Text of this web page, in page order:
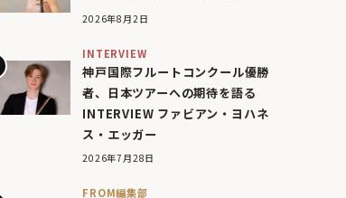
2026年8月2日
INTERVIEW
神戸国際フルートコンクール優勝
者、日本ツアーへの期待を語る
INTERVIEW ファビアン・ヨハネ
ス・エッガー
2026年7月28日
FROM編集部